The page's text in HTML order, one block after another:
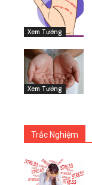
Xem Tướng
Xem Tướng
Trắc Nghiệm